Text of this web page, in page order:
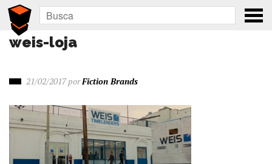
weis-loja
21/02/2017porFiction Brands